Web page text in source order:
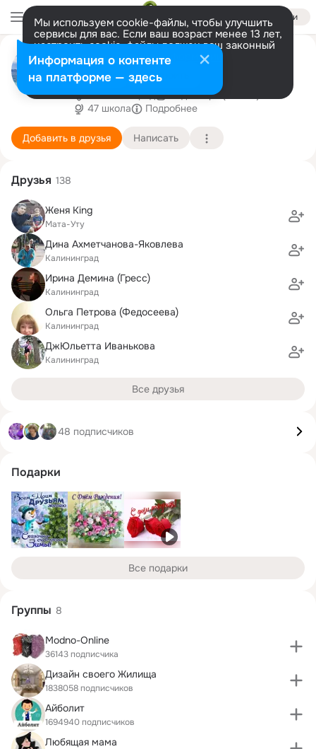
Войти
Мы используем cookie-файлы, чтобы улучшить
сервисы для вас. Если ваш возраст менее 13 лет,
настроить cookie-файлы должен ваш законный
представитель. Больше информации
Разрешить все Настроить
Наталья Спиченок(Деревянко)
Poda
г.Калининград
13 декабря (49 лет)
47 школа
Подробнее
Добавить в друзья Написать
Друзья 138
Женя King
Мата-Уту
Дина Ахметчанова-Яковлева
Калининград
Ирина Демина (Гресс)
Калининград
Ольга Петрова (Федосеева)
Калининград
ДжЮльетта Иванькова
Калининград
Все друзья
48 подписчиков
Подарки
Все подарки
Группы 8
Modno-Online
36143 подписчика
Дизайн своего Жилища
1838058 подписчиков
Айболит
1694940 подписчиков
Любящая мама
Информация о контенте
на платформе — здесь